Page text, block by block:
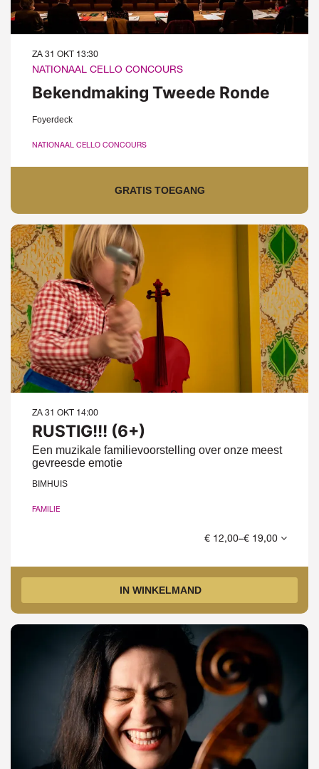
Bekendmaking Tweede Ronde
NATIONAAL CELLO CONCOURS
ZA 31 OKT 13:30
Foyerdeck
NATIONAAL CELLO CONCOURS
GRATIS TOEGANG
RUSTIG!!! (6+)
Een muzikale familievoorstelling over onze meest
gevreesde emotie
ZA 31 OKT 14:00
BIMHUIS
FAMILIE
€ 12,00–€ 19,00
IN WINKELMAND